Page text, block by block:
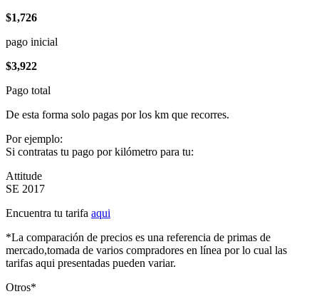
$1,726
pago inicial
$3,922
Pago total
De esta forma solo pagas por los km que recorres.
Por ejemplo:
Si contratas tu pago por kilómetro para tu:
Attitude
SE 2017
Encuentra tu tarifa aqui
*La comparación de precios es una referencia de primas de
mercado,tomada de varios compradores en línea por lo cual las
tarifas aqui presentadas pueden variar.
Otros*